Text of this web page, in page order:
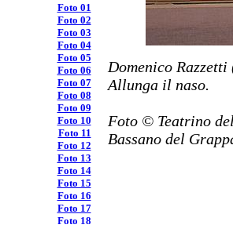
Foto 01
Foto 02
Foto 03
Foto 04
Foto 05
Foto 06
Foto 07
Foto 08
Foto 09
Foto 10
Foto 11
Foto 12
Foto 13
Foto 14
Foto 15
Foto 16
Foto 17
Foto 18
Domenico
Allunga il naso.
Foto © Teatrino
Bassano del